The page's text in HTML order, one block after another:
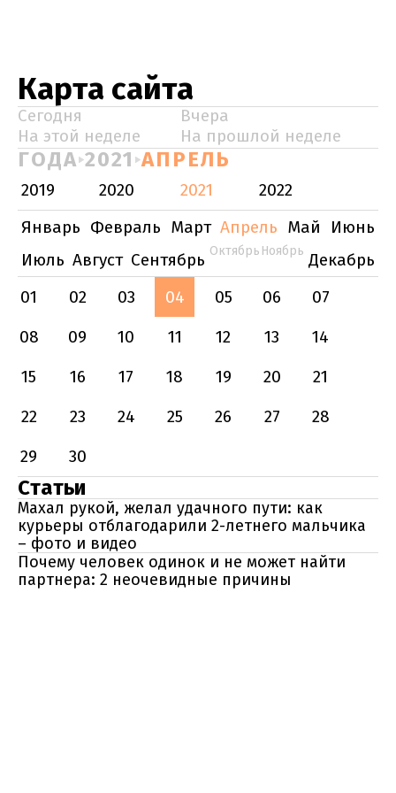
Карта сайта
Сегодня
Вчера
На этой неделе
На прошлой неделе
ГОДА 2021 АПРЕЛЬ
2019 2020 2021
2022
Январь Февраль Март Апрель Май
Июнь
Июль Август Сентябрь Октябрь Ноябрь Декабрь
01
02 03 04 05 06
07
08
09 10 11 12 13
14
15
16 17 18 19 20
21
22
23 24 25 26 27
28
29
30
Статьи
Махал рукой, желал удачного пути: как
курьеры отблагодарили 2-летнего мальчика
– фото и видео
Почему человек одинок и не может найти
партнера: 2 неочевидные причины